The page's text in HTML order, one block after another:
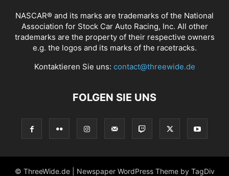
NASCAR® and its marks are trademarks of the National
Association for Stock Car Auto Racing, Inc. All other
trademarks are the property of their respective owners
e.g. the logos and its marks of the racetracks.
Kontaktieren Sie uns: contact@threewide.de
FOLGEN SIE UNS
© ThreeWide.de | Newspaper WordPress Theme by TagDiv